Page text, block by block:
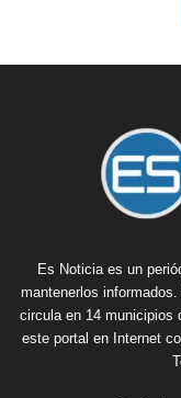
Es Noticia es un
mantenerlos
circula en 14 municipios
este portal en Internet